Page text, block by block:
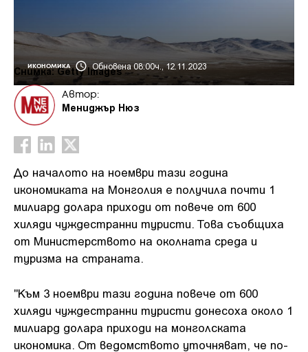
ИКОНОМИКА Обновена 08:00ч., 12.11.2023
Снимка: Getty Images
Автор:
Мениджър Нюз
До началото на ноември тази година
икономиката на Монголия е получила почти 1
милиард долара приходи от повече от 600
хиляди чуждестранни туристи. Това съобщиха
от Министерството на околната среда и
туризма на страната.
"Към 3 ноември тази година повече от 600
хиляди чуждестранни туристи донесоха около 1
милиард долара приходи на монголската
икономика. От ведомството уточняват, че по-